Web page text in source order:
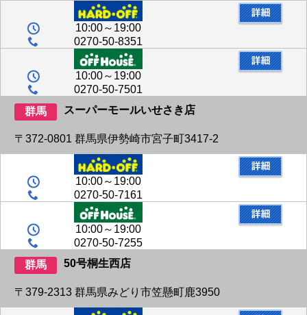
10:00～19:00
0270-50-8351
10:00～19:00
0270-50-7501
群馬
スーパーモールいせさき店
〒372-0801 群馬県伊勢崎市宮子町3417-2
10:00～19:00
0270-50-7161
10:00～19:00
0270-50-7255
群馬
50号桐生西店
〒379-2313 群馬県みどり市笠懸町鹿3950